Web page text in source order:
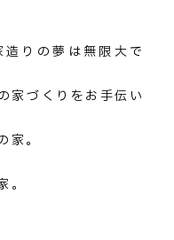
りの夢は無限大で
家づくりをお手伝い
。